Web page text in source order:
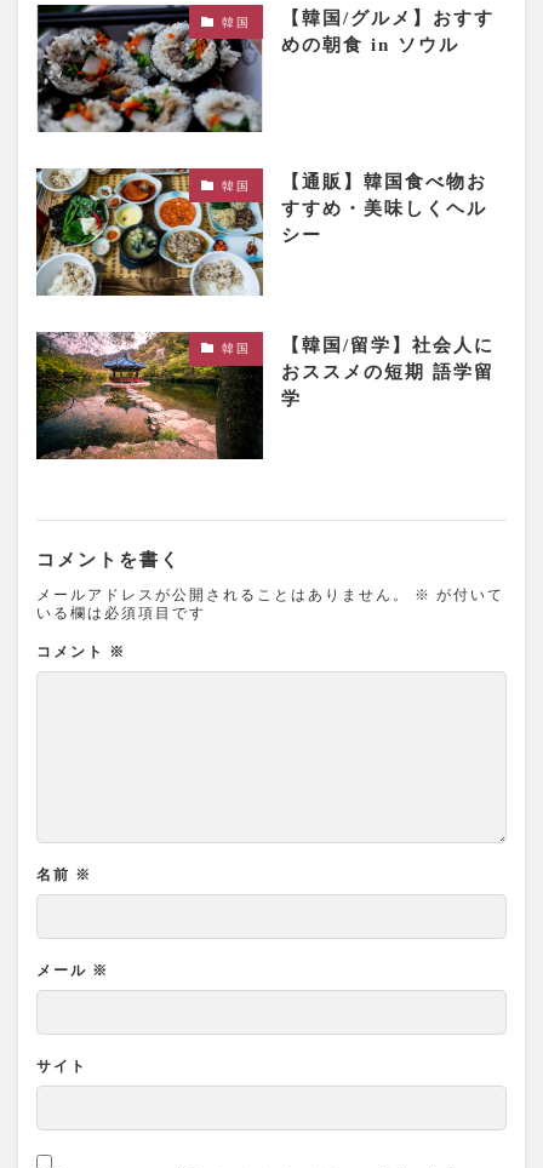
韓国
【韓国/グルメ】おすす
めの朝食 in ソウル
韓国
【通販】韓国食べ物お
すすめ・美味しくヘル
シー
韓国
【韓国/留学】社会人に
おススメの短期 語学留
学
コメントを書く
メールアドレスが公開されることはありません。 ※ が付いて
いる欄は必須項目です
コメント ※
名前 ※
メール ※
サイト